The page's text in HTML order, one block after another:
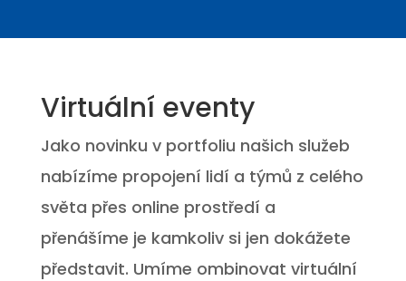
Virtuální eventy
Jako novinku v portfoliu našich služeb
nabízíme propojení lidí a týmů z celého
světa přes online prostředí a
přenášíme je kamkoliv si jen dokážete
představit. Umíme ombinovat virtuální